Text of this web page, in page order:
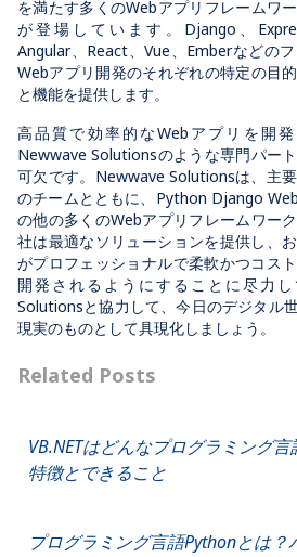
を満たす多くのWebアプリフレームワ
が登場しています。Django、
Angular、React、Vue、Emberなどのフ
Webアプリ開発のそれぞれの特定の目
と機能を提供します。
高品質で効率的なWebアプリを開発
Newwave Solutionsのような専門パー
可欠です。Newwave Solutionsは、主
のチームとともに、Python Django
の他の多くのWebアプリフレームワー
社は最適なソリューションを提供し、
がプロフェッショナルで柔軟かつコス
開発されるようにすることに尽力
Solutionsと協力して、今日のデジタル
現実のものとして具現化しましょう。
Related Posts
VB.NETはどんなプログラミング言
特徴とできること
プログラミング言語Pythonとは？